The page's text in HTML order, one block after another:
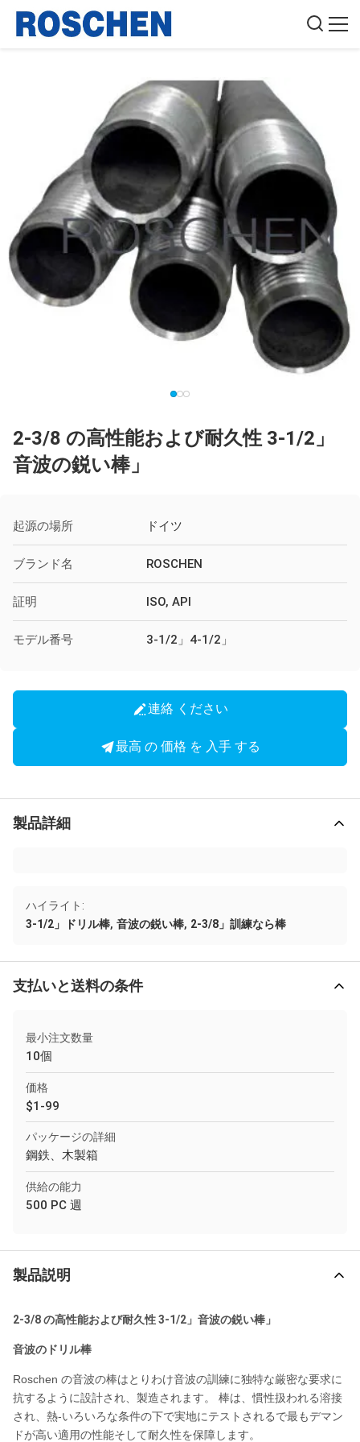
2-3/8 の高性能および耐久性 3-1/2」
音波の鋭い棒」
起源の場所 ドイツ
ブランド名 ROSCHEN
証明 ISO, API
モデル番号 3-1/2」4-1/2」
連絡 ください
最高 の 価格 を 入手 する
製品詳細
ハイライト:
3-1/2」ドリル棒, 音波の鋭い棒, 2-3/8」訓練なら棒
支払いと送料の条件
最小注文数量
10個
価格
$1-99
パッケージの詳細
鋼鉄、木製箱
供給の能力
500 PC 週
製品説明
2-3/8 の高性能および耐久性 3-1/2」音波の鋭い棒」
音波のドリル棒
Roschen の音波の棒はとりわけ音波の訓練に独特な厳密な要求に
抗するように設計され、製造されます。 棒は、慣性扱われる溶接
され、熱-いろいろな条件の下で実地にテストされるで最もデマン
ドが高い適用の性能そして耐久性を保障します。